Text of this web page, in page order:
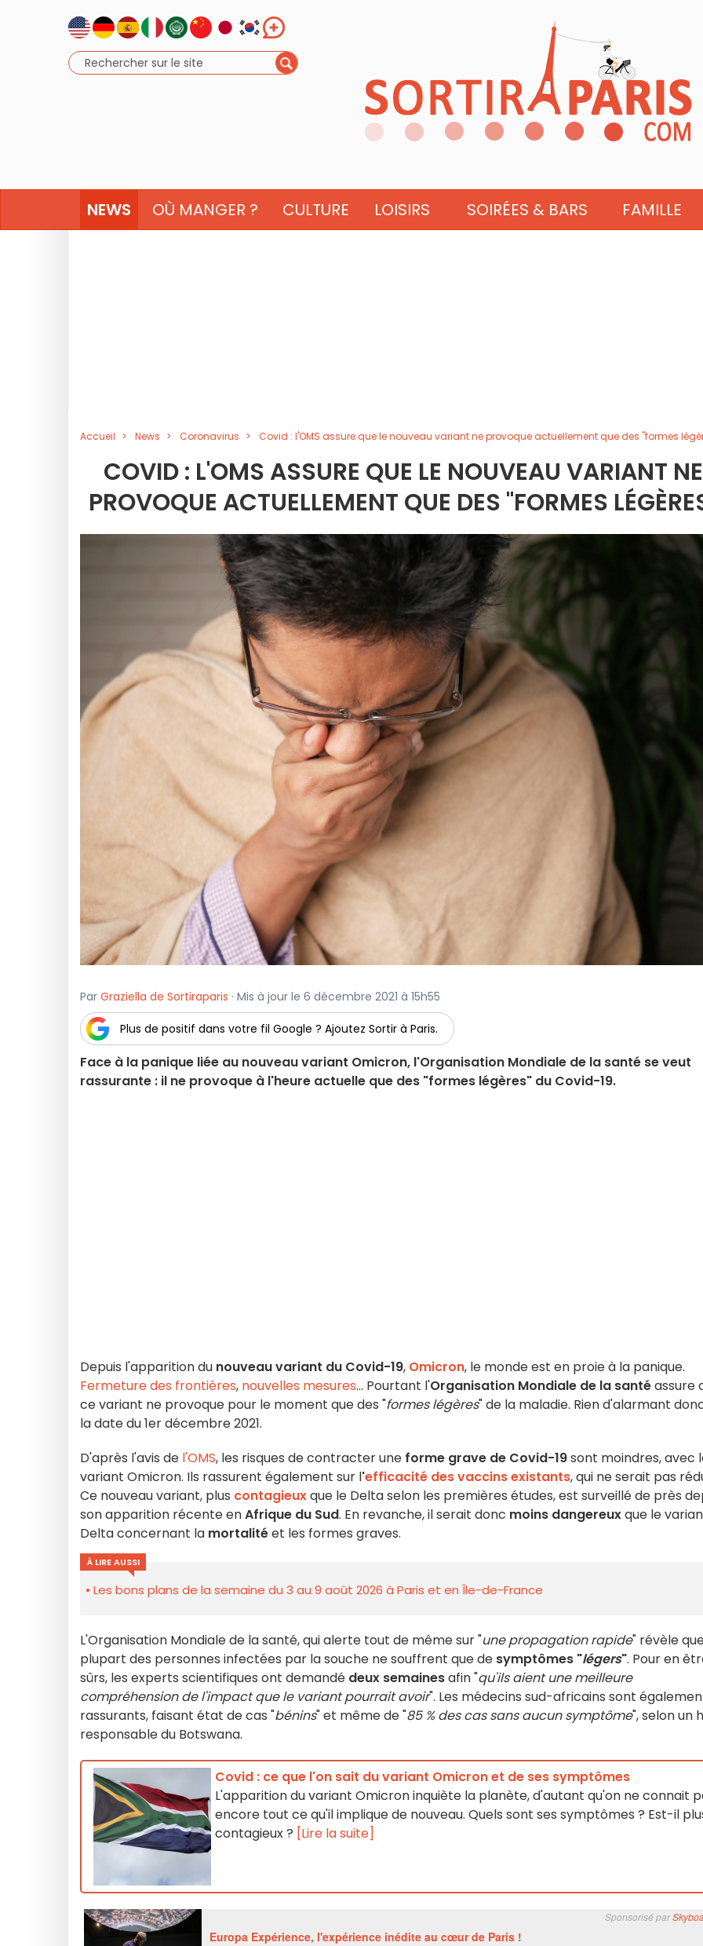
NEWS OÙ MANGER ? CULTURE LOISIRS SOIRÉES & BARS FAMILLE
Accueil News Coronavirus Covid : l'OMS assure que le nouveau variant ne provoque actuellement que des "formes
COVID : L'OMS ASSURE QUE LE NOUVEAU VARIANT NE
PROVOQUE ACTUELLEMENT QUE DES "FORMES
Par Graziella de Sortiraparis · Mis à jour le 6 décembre 2021 à 15h55
Plus de positif dans votre fil Google ? Ajoutez Sortir à Paris.
Face à la panique liée au nouveau variant Omicron, l'Organisation Mondiale de la santé se veut
rassurante : il ne provoque à l'heure actuelle que des "formes légères" du Covid-19.
Depuis l'apparition du nouveau variant du Covid-19, Omicron, le monde est en proie à la panique.
Fermeture des frontières, nouvelles mesures... Pourtant l'Organisation Mondiale de la santéassure
ce variant ne provoque pour le moment que des "formes légères" de la maladie. Rien d'alarmant
la date du 1er décembre 2021.
D'après l'avis de l'OMS, les risques de contracter une forme grave de Covid-19sont moindres, avec
variant Omicron. Ils rassurent également sur l'efficacité des vaccins existants, qui ne serait pas
Ce nouveau variant, plus contagieuxque le Delta selon les premières études, est surveillé de près
son apparition récente enAfrique du Sud. En revanche, il serait donc moins dangereuxque le
Delta concernant la mortalitéet les formes graves.
À LIRE AUSSI
Les bons plans de la semaine du 3 au 9 août 2026 à Paris et en Île-de-France
L'Organisation Mondiale de la santé, qui alerte tout de même sur "une propagation rapide" révèle
plupart des personnes infectées par la souche ne souffrent que de symptômes "légers". Pour en
sûrs, les experts scientifiques ont demandé deux semainesafin "qu'ils aient une meilleure
compréhension de l'impact que le variant pourrait avoir". Les médecins sud-africains sont
rassurants, faisant état de cas "bénins" et même de "85 % des cas sans aucun symptôme", selon un
responsable du Botswana.
Covid : ce que l'on sait du variant Omicron et de ses symptômes
L'apparition du variant Omicron inquiète la planète, d'autant qu'on ne connait
encore tout ce qu'il implique de nouveau. Quels sont ses symptômes ? Est-il
contagieux ? [Lire la suite]